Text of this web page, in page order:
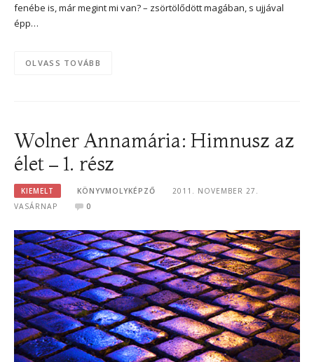
fenébe is, már megint mi van? – zsörtölődött magában, s ujjával
épp…
OLVASS TOVÁBB
Wolner Annamária: Himnusz az
élet – 1. rész
KIEMELT KÖNYVMOLYKÉPZŐ
2011. NOVEMBER 27.
VASÁRNAP
0